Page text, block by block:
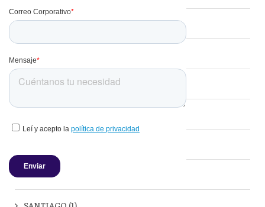
Viajes Corporativos(11)
Chile(1)
Minería(1)